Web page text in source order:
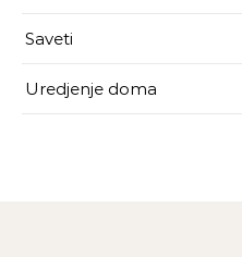
Saveti
Uredjenje doma